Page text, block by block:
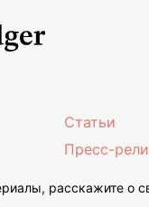
Статьи
Пресс-
расскажите о